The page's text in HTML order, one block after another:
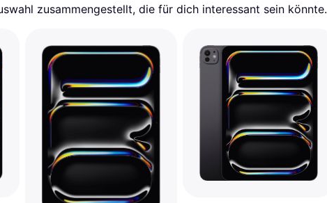
zusammengestellt, die für dich interessant sein könnte.